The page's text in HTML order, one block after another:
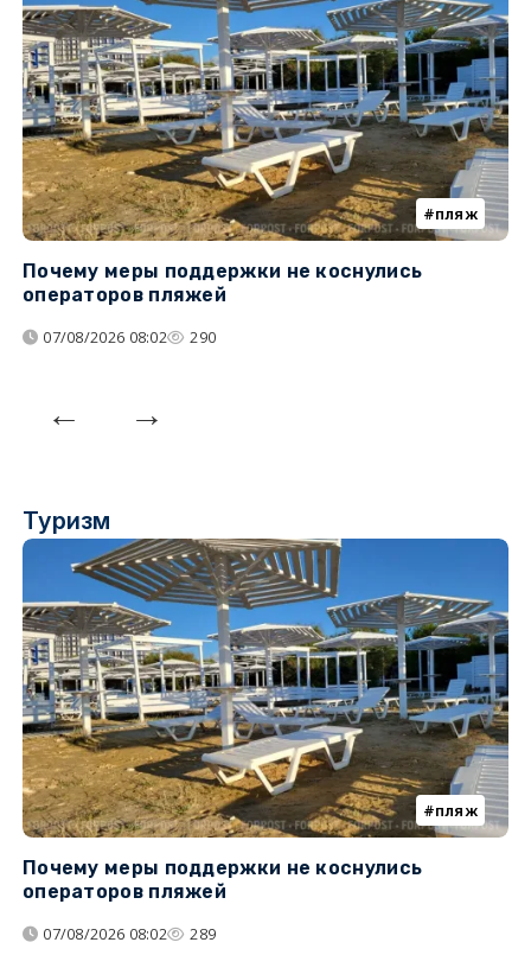
пляж
Почему меры поддержки не коснулись
операторов пляжей
07/08/2026 08:02 290
Туризм
пляж
Почему меры поддержки не коснулись
операторов пляжей
07/08/2026 08:02 289